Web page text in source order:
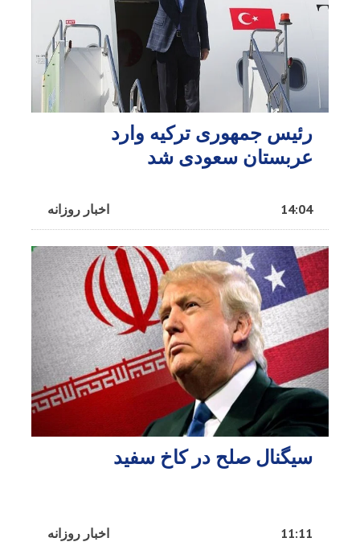
رئیس جمهوری ترکیه وارد
عربستان سعودی شد
اخبار روزانه 14:04
سیگنال صلح در کاخ سفید
اخبار روزانه 11:11